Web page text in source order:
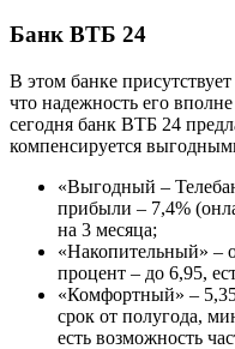
Банк ВТБ 24
В этом банке
что надежность его
сегодня банк ВТБ 24
компенсируется
«Выгодный –
прибыли – 7,4%
на 3 месяца;
«Накопительный» –
процент – до 6,95,
«Комфортный» –
срок от полугода,
есть возможность